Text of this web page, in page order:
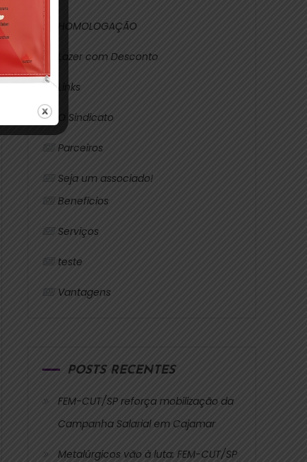
HOMOLOGAÇÃO
Lazer com Desconto
Links
O Sindicato
Parceiros
Seja um associado!
Benefícios
Serviços
teste
Vantagens
POSTS RECENTES
FEM-CUT/SP reforça mobilização da
Campanha Salarial em Cajamar
Metalúrgicos vão à luta: FEM-CUT/SP